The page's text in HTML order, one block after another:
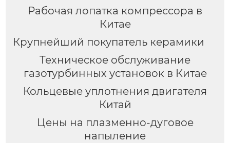
Рабочая лопатка компрессора в
Китае
Крупнейший покупатель керамики
Техническое обслуживание
газотурбинных установок в Китае
Кольцевые уплотнения двигателя
Китай
Цены на плазменно-дуговое
напыление